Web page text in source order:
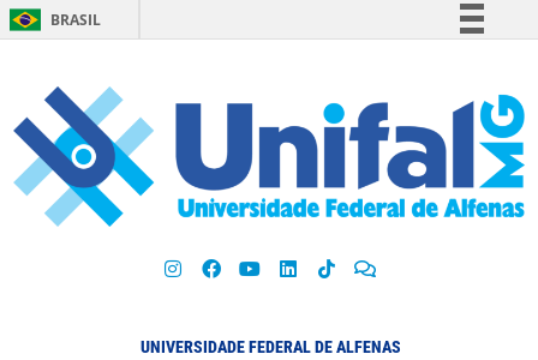
BRASIL
Participe
Acesso à informação
Legislação
UNIVERSIDADE FEDERAL DE ALFENAS